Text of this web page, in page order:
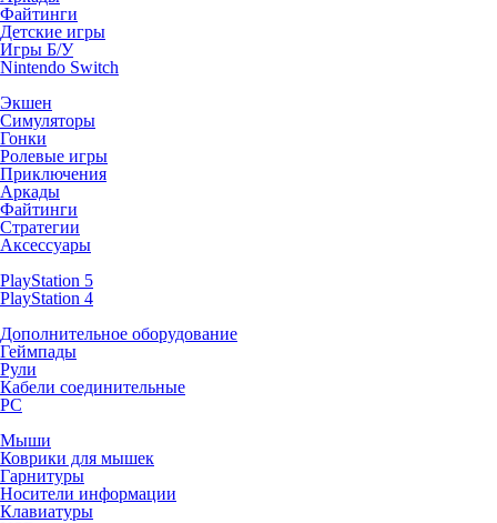
Файтинги
Детские игры
Игры Б/У
Nintendo Switch
Экшен
Симуляторы
Гонки
Ролевые игры
Приключения
Аркады
Файтинги
Стратегии
Аксессуары
PlayStation 5
PlayStation 4
Дополнительное оборудование
Геймпады
Рули
Кабели соединительные
PC
Мыши
Коврики для мышек
Гарнитуры
Носители информации
Клавиатуры